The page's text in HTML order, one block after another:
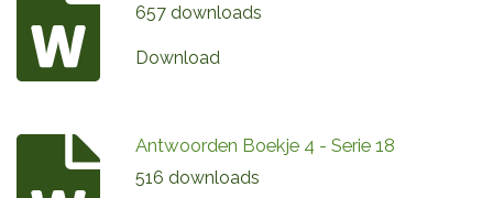
657 downloads
Download
Antwoorden Boekje 4 - Serie 18
516 downloads